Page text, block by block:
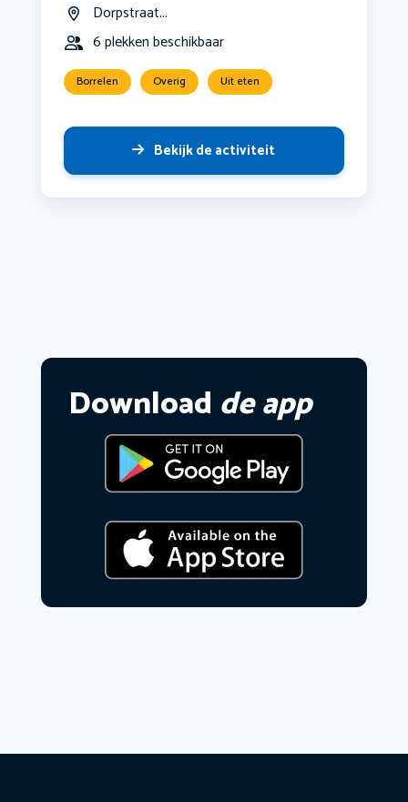
Dorpstraat...
6 plekken beschikbaar
Borrelen Overig Uit eten
Bekijk de activiteit
Download de app